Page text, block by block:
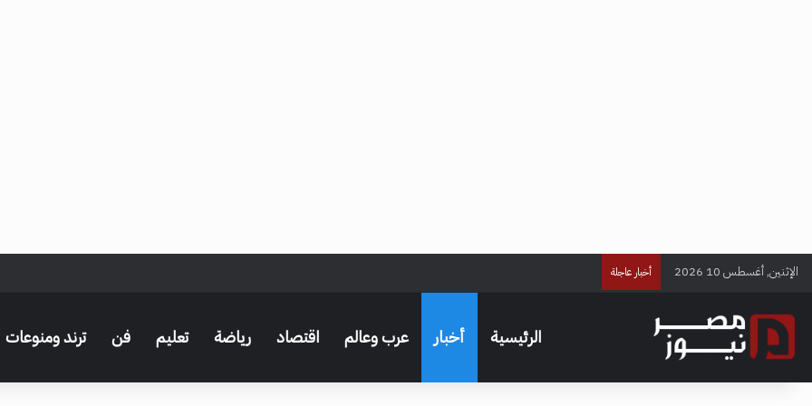
الإثنين, أغسطس 10 2026 أخبار عاجلة
الرئيسية أخبار عرب وعالم اقتصاد رياضة تعليم فن ترند ومنوعات